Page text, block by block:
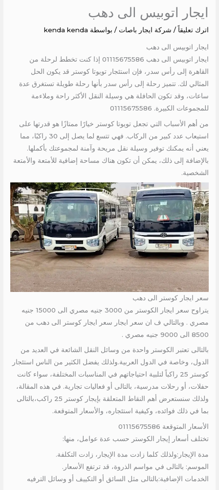
ايجار اتوبيس الى دهب
اترك تعليقاً / شركة ايجار باصات / بواسطة kenda kenda
ايجار اتوبيس الى دهب
ايجار اتوبيس الى دهب 01115675586 إذا كنت تخطط لرحلة من
القاهرة إلى رأس سدر، فإن استئجار تويوتا كوستر قد يكون الحل
المثالي لك. تتميز رحلة إلى رأس سدر بأنها رحلة طويلة تستغرق عدة
ساعات، وقد تكون الحافلة هي وسيلة النقل الأكثر راحة وملاءمة
للمجموعات الكبيرة. 01115675586
من أهم الأسباب التي تجعل تويوتا كوستر خيارًا ممتازًا هو قدرتها على
استيعاب عدد كبير من الركاب. فهي تتسع لما يصل إلى 30 راكبًا، مما
يعني أنه يمكنك توفير وسيلة نقل مريحة وآمنة لمجموعتك بأكملها.
بالإضافة إلى ذلك، يمكن أن تكون هناك مساحة إضافية للأمتعة والأمتعة
الشخصية.
سعر ايجار كوستر الى دهب
يتراوح سعر ايجار الكوستر من 3000 جنيه مصري الى 15000 جنيه
مصري . وبالتالي ف ان سعر ايجار سعر ايجار كوستر الى دهب من
8500 الى 9000 جنيه مصري .
بالتالى تعتبر الكوستر واحدة من وسائل النقل الشائعة في العديد من
الدول، وخاصة في الدول العربية.ولذلك يفضل الكثير من الناس استئجار
كوستر 25 راكباً لتلبية احتياجاتهم في المناسبات المختلفة، سواء كانت
حفلات، أو رحلات مدرسية، بالتالى أو فعاليات تجارية. في هذه المقالة،
ولذلك سنستعرض أهم النقاط المتعلقة بإيجار كوستر 25 راكب،بالتالى
بما في ذلك فوائده، وكيفية استئجاره، والأسعار المتوقعة.
الأسعار المتوقعة 01115675586
تختلف أسعار إيجار الكوستر حسب عدة عوامل، منها:
مدة الإيجار:ولذلك كلما زادت مدة الإيجار، زادت التكلفة.
الموسم: بالتالى في مواسم الذروة، قد ترتفع الأسعار.
الخدمات الإضافية:بالتالى مثل السائق أو التكييف أو وسائل الترفيه